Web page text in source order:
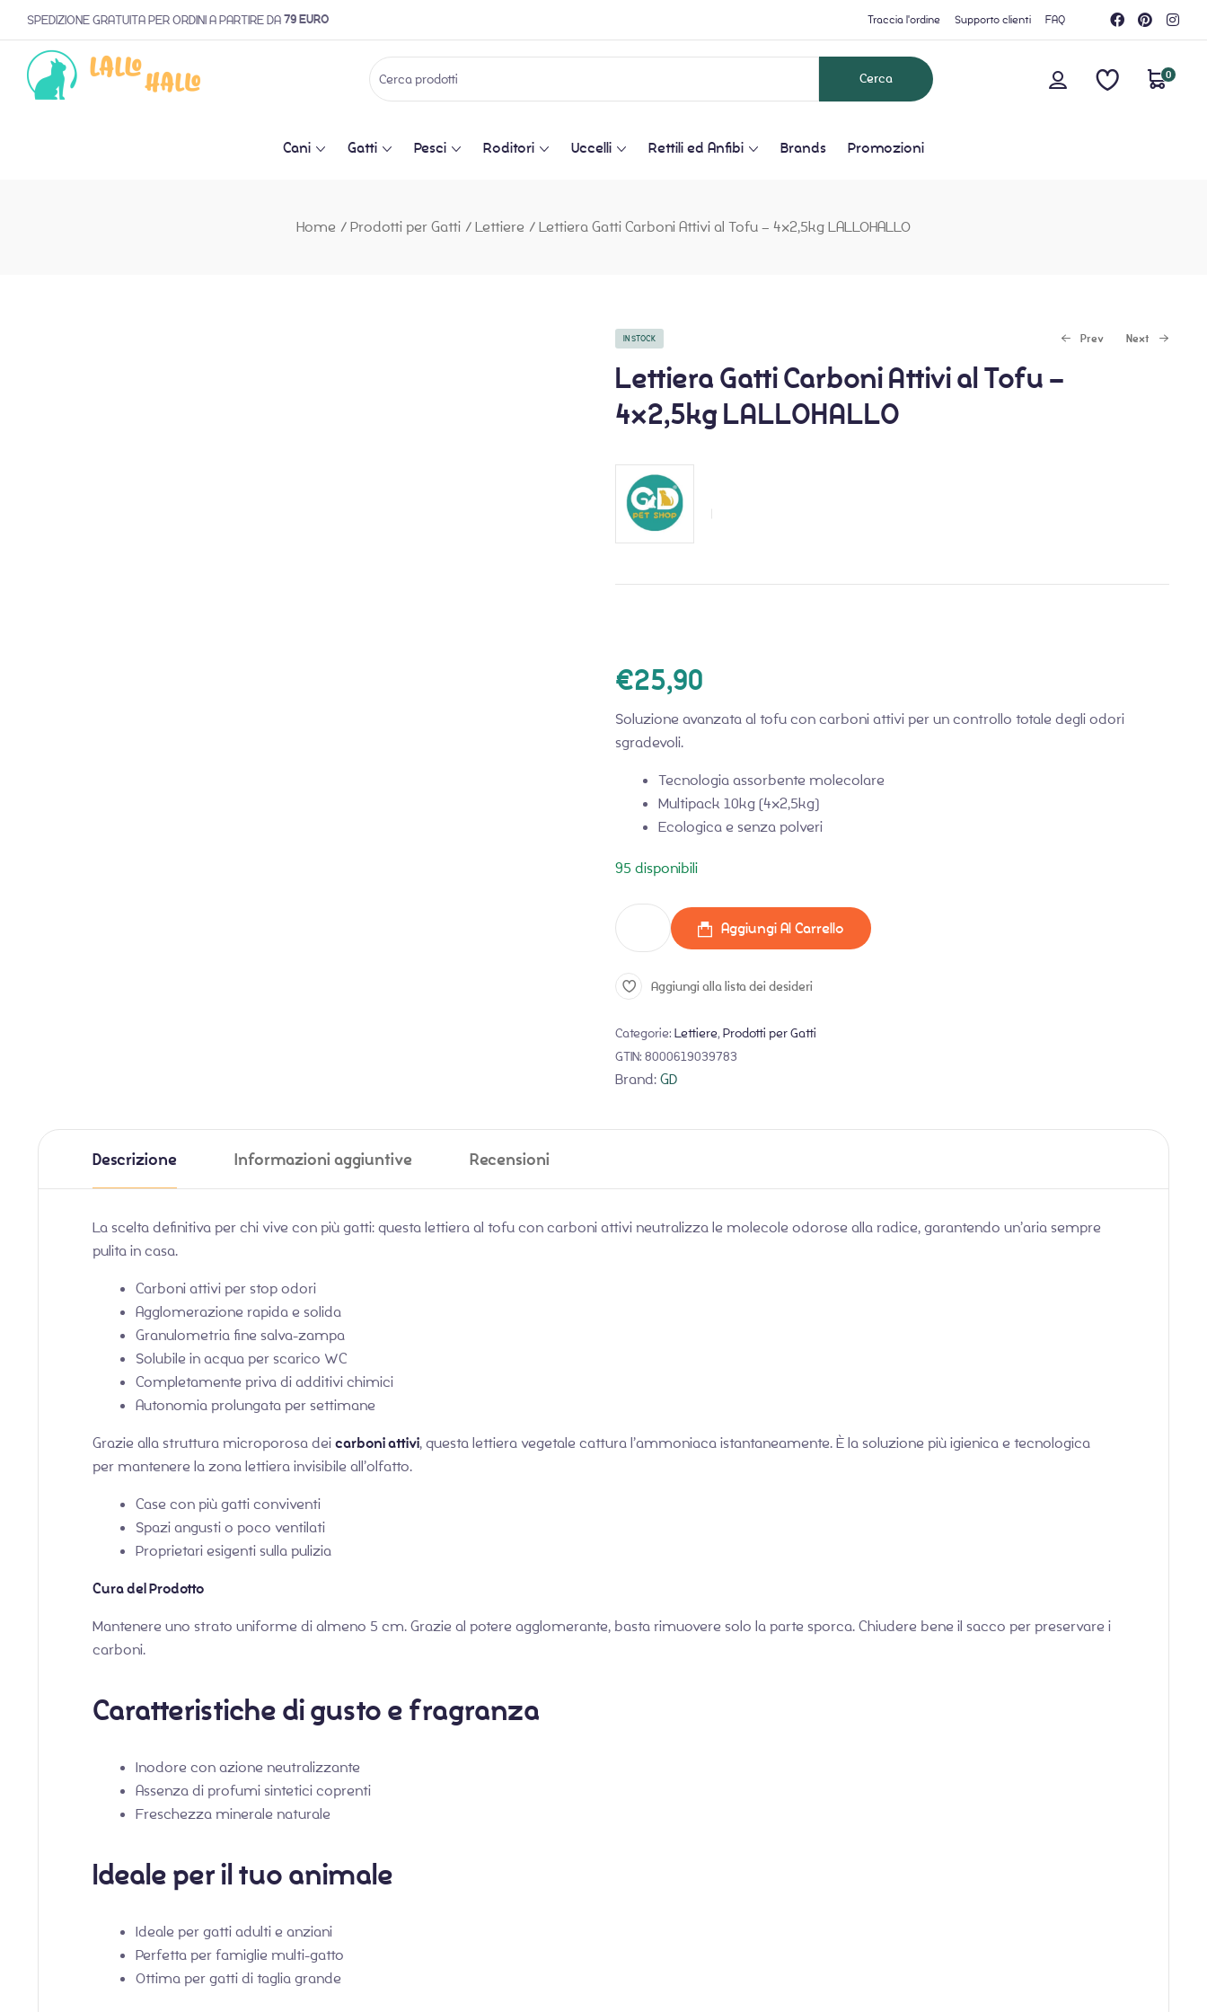
SPEDIZIONE GRATUITA PER ORDINI A PARTIRE DA79 EURO Traccia l'ordine Supporto clienti FAQ
0
Cani Gatti Pesci Roditori Uccelli Rettili ed Anfibi Brands Promozioni
Home / Prodotti per Gatti / Lettiere / Lettiera Gatti Carboni Attivi al Tofu – 4×2,5kg LALLOHALLO
IN STOCK Prev Next
Lettiera Gatti Carboni Attivi al Tofu –
4×2,5kg LALLOHALLO
€25,90
Soluzione avanzata al tofu con carboni attivi per un controllo totale degli odori
sgradevoli.
Tecnologia assorbente molecolare
Multipack 10kg (4×2,5kg)
Ecologica e senza polveri
95 disponibili
Aggiungi Al Carrello
Aggiungi alla lista dei desideri
Categorie: Lettiere, Prodotti per Gatti
GTIN: 8000619039783
Brand:GD
Descrizione Informazioni aggiuntive Recensioni
La scelta definitiva per chi vive con più gatti: questa lettiera al tofu con carboni attivi neutralizza le molecole odorose alla radice, garantendo un’aria sempre
pulita in casa.
Carboni attivi per stop odori
Agglomerazione rapida e solida
Granulometria fine salva-zampa
Solubile in acqua per scarico WC
Completamente priva di additivi chimici
Autonomia prolungata per settimane
Grazie alla struttura microporosa deicarboni attivi, questa lettiera vegetale cattura l’ammoniaca istantaneamente. È la soluzione più igienica e tecnologica
per mantenere la zona lettiera invisibile all’olfatto.
Case con più gatti conviventi
Spazi angusti o poco ventilati
Proprietari esigenti sulla pulizia
Cura del Prodotto
Mantenere uno strato uniforme di almeno 5 cm. Grazie al potere agglomerante, basta rimuovere solo la parte sporca. Chiudere bene il sacco per preservare i
carboni.
Caratteristiche di gusto e fragranza
Inodore con azione neutralizzante
Assenza di profumi sintetici coprenti
Freschezza minerale naturale
Ideale per il tuo animale
Ideale per gatti adulti e anziani
Perfetta per famiglie multi-gatto
Ottima per gatti di taglia grande